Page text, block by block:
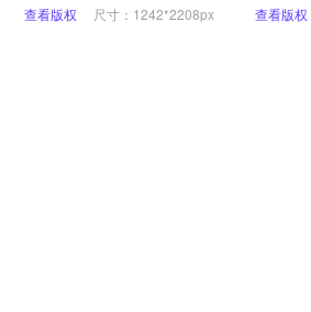
查看版权 尺寸：1242*2208px 查看版权